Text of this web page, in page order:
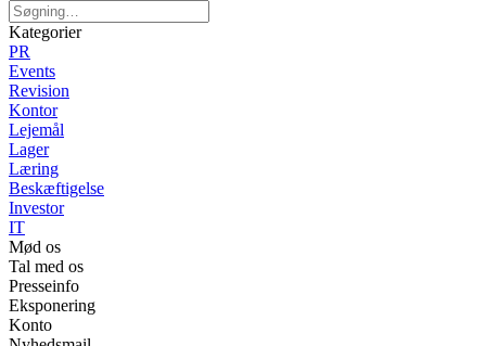
Kategorier
PR
Events
Revision
Kontor
Lejemål
Lager
Læring
Beskæftigelse
Investor
IT
Mød os
Tal med os
Presseinfo
Eksponering
Konto